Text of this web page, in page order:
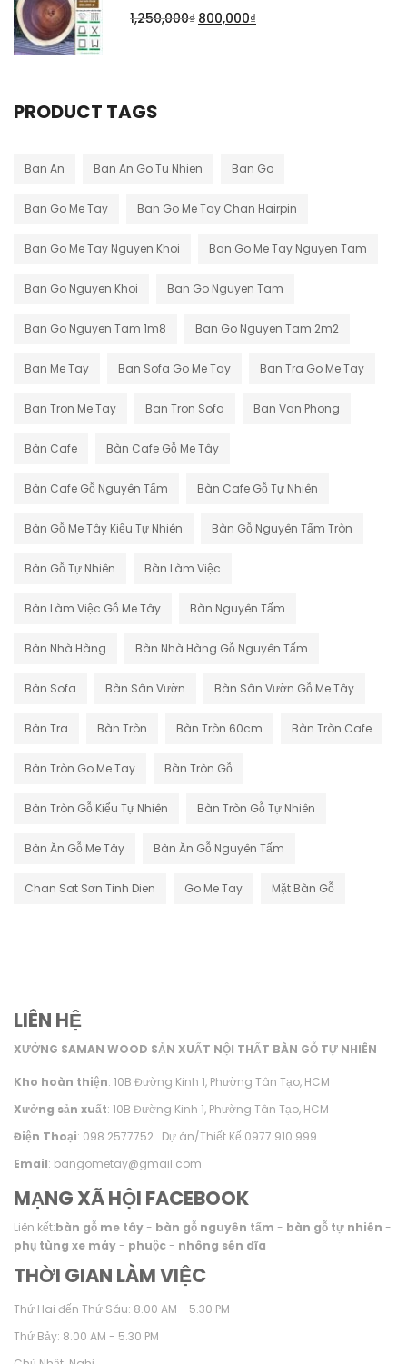
1,250,000₫ 800,000₫
PRODUCT TAGS
Ban An Ban An Go Tu Nhien Ban Go
Ban Go Me Tay Ban Go Me Tay Chan Hairpin
Ban Go Me Tay Nguyen Khoi Ban Go Me Tay Nguyen Tam
Ban Go Nguyen Khoi Ban Go Nguyen Tam
Ban Go Nguyen Tam 1m8 Ban Go Nguyen Tam 2m2
Ban Me Tay Ban Sofa Go Me Tay Ban Tra Go Me Tay
Ban Tron Me Tay Ban Tron Sofa Ban Van Phong
Bàn Cafe Bàn Cafe Gỗ Me Tây
Bàn Cafe Gỗ Nguyên Tấm Bàn Cafe Gỗ Tự Nhiên
Bàn Gỗ Me Tây Kiểu Tự Nhiên Bàn Gỗ Nguyên Tấm Tròn
Bàn Gỗ Tự Nhiên Bàn Làm Việc
Bàn Làm Việc Gỗ Me Tây Bàn Nguyên Tấm
Bàn Nhà Hàng Bàn Nhà Hàng Gỗ Nguyên Tấm
Bàn Sofa Bàn Sân Vườn Bàn Sân Vườn Gỗ Me Tây
Bàn Tra Bàn Tròn Bàn Tròn 60cm Bàn Tròn Cafe
Bàn Tròn Go Me Tay Bàn Tròn Gỗ
Bàn Tròn Gỗ Kiểu Tự Nhiên Bàn Tròn Gỗ Tự Nhiên
Bàn Ăn Gỗ Me Tây Bàn Ăn Gỗ Nguyên Tấm
Chan Sat Sơn Tinh Dien Go Me Tay Mặt Bàn Gỗ
LIÊN HỆ
XƯỞNG SAMAN WOOD SẢN XUẤT NỘI THẤT BÀN GỖ TỰ NHIÊN
Kho hoàn thiện: 10B Đường Kinh 1, Phường Tân Tạo, HCM
Xưởng sản xuất: 10B Đường Kinh 1, Phường Tân Tạo, HCM
Điện Thoại: 098.2577752 . Dự án/Thiết Kế 0977.910.999
Email: bangometay@gmail.com
MẠNG XÃ HỘI FACEBOOK
Liên kết:bàn gỗ me tây- bàn gỗ nguyên tấm - bàn gỗ tự nhiên -
phụ tùng xe máy- phuộc- nhông sên dĩa
THỜI GIAN LÀM VIỆC
Thứ Hai đến Thứ Sáu: 8.00 AM - 5.30 PM
Thứ Bảy: 8.00 AM - 5.30 PM